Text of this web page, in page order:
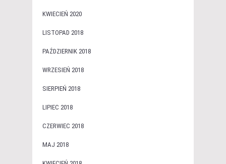
KWIECIEŃ 2020
LISTOPAD 2018
PAŹDZIERNIK 2018
WRZESIEŃ 2018
SIERPIEŃ 2018
LIPIEC 2018
CZERWIEC 2018
MAJ 2018